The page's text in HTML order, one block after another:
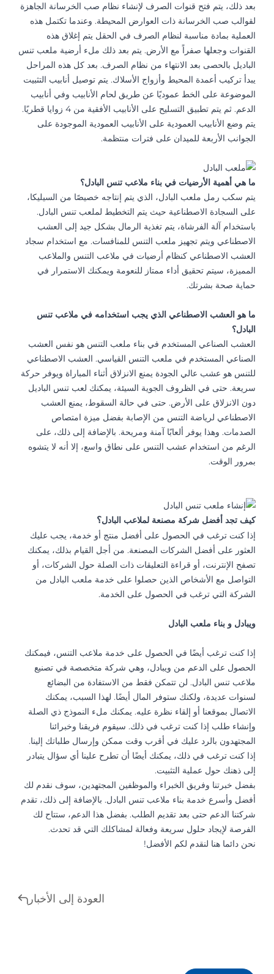
بعد ذلك، يتم فتح قنوات الصرف لإنشاء نظام صب الخرسانة الجاهزة
لقوالب صب الخرسانة ذات العوارض المحيطة. وعندما تكتمل هذه
العملية بمادة مناسبة لنظام الصرف في الحقل يتم إغلاق هذه
القنوات وجعلها صفراً مع الأرض. يتم بعد ذلك ملء أرضية ملعب تنس
الباديل بالحصى بعد الانتهاء من نظام الصرف. بعد كل هذه المراحل
يبدأ تركيب أعمدة المحيط وأزواج الأسلاك. يتم توصيل أنابيب التثبيت
الموضوعة على الخط عموديًا عن طريق لحام الأنابيب وفي أنابيب
الدعم. ثم يتم تطبيق التسليح على الأنابيب الأفقية من 4 زوايا قطريًا.
يتم وضع الأنابيب العمودية على الأنابيب العمودية الموجودة على
الجوانب الأربعة للميدان على فترات منتظمة.
ما هي أهمية الأرضيات في بناء ملاعب تنس البادل؟
يتم سكب رمل ملعب البادل، الذي يتم إنتاجه خصيصًا من السيليكا،
على السجادة الاصطناعية حيث يتم التخطيط لملعب تنس البادل.
باستخدام آلة الفرشاة، يتم تغذية الرمال بشكل جيد إلى العشب
الاصطناعي ويتم تجهيز ملعب التنس للمنافسات. مع استخدام سجاد
العشب الاصطناعي كنظام أرضيات في ملاعب التنس والملاعب
المميزة، سيتم تحقيق أداء ممتاز للنعومة ويمكنك الاستمرار في
حماية صحة بشرتك.
ما هو العشب الاصطناعي الذي يجب استخدامه في ملاعب تنس
البادل؟
العشب الصناعي المستخدم في بناء ملعب التنس هو نفس العشب
الصناعي المستخدم في ملعب التنس القياسي. العشب الاصطناعي
للتنس هو عشب عالي الجودة يمنع الانزلاق أثناء المباراة ويوفر حركة
سريعة. حتى في الظروف الجوية السيئة، يمكنك لعب تنس الباديل
دون الانزلاق على الأرض. حتى في حالة السقوط، يمنع العشب
الاصطناعي لرياضة التنس من الإصابة بفضل ميزة امتصاص
الصدمات. وهذا يوفر ألعابًا آمنة ومريحة. بالإضافة إلى ذلك، على
الرغم من استخدام عشب التنس على نطاق واسع، إلا أنه لا يتشوه
بمرور الوقت.
كيف تجد أفضل شركة مصنعة لملاعب البادل؟
إذا كنت ترغب في الحصول على أفضل منتج أو خدمة، يجب عليك
العثور على أفضل الشركات المصنعة. من أجل القيام بذلك، يمكنك
تصفح الإنترنت، أو قراءة التعليقات ذات الصلة حول الشركات، أو
التواصل مع الأشخاص الذين حصلوا على خدمة ملعب البادل من
الشركة التي ترغب في الحصول على الخدمة.
ويبادل و بناء ملعب البادل
إذا كنت ترغب أيضًا في الحصول على خدمة ملاعب التنس، فيمكنك
الحصول على الدعم من ويبادل، وهي شركة متخصصة في تصنيع
ملاعب تنس البادل. لن تتمكن فقط من الاستفادة من البضائع
لسنوات عديدة، ولكنك ستوفر المال أيضًا. لهذا السبب، يمكنك
الاتصال بموقعنا أو إلقاء نظرة عليه. يمكنك ملء النموذج ذي الصلة
وإنشاء طلب إذا كنت ترغب في ذلك. سيقوم فريقنا وخبرائنا
المجتهدون بالرد عليك في أقرب وقت ممكن وإرسال طلباتك إلينا.
إذا كنت ترغب في ذلك، يمكنك أيضًا أن تطرح علينا أي سؤال يتبادر
إلى ذهنك حول عملية التثبيت.
بفضل خبرتنا وفريق الخبراء والموظفين المجتهدين، سوف نقدم لك
أفضل وأسرع خدمة بناء ملاعب تنس البادل. بالإضافة إلى ذلك، تقدم
شركتنا الدعم حتى بعد تقديم الطلب. بفضل هذا الدعم، ستتاح لك
الفرصة لإيجاد حلول سريعة وفعالة لمشاكلك التي قد تحدث.
نحن دائما هنا لنقدم لكم الأفضل!
العودة إلى الأخبار